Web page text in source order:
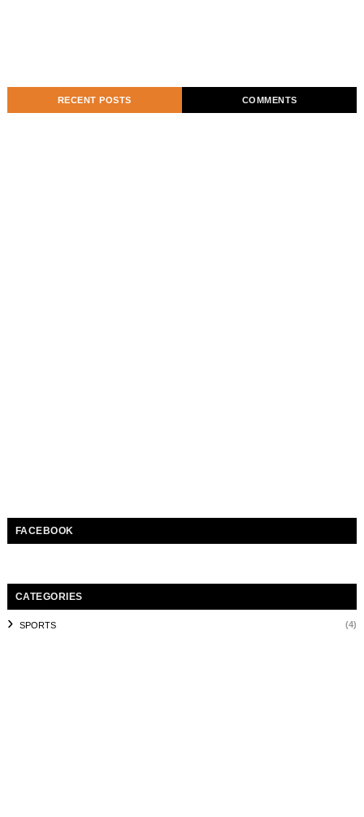
RECENT POSTS COMMENTS
FACEBOOK
CATEGORIES
SPORTS (4)